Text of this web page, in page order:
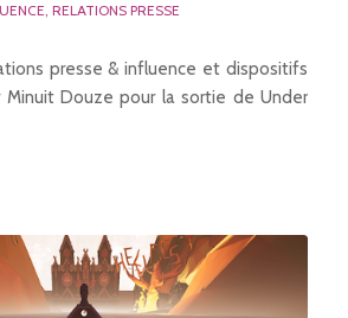
, RELATIONS PRESSE
presse & influence et dispositifs
Minuit Douze pour la sortie de Under